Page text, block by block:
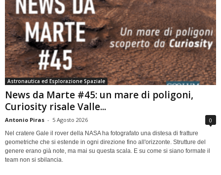
Astronautica ed Esplorazione Spaziale
News da Marte #45: un mare di poligoni,
Curiosity risale Valle...
Antonio Piras - 5 Agosto 2026 0
Nel cratere Gale il rover della NASA ha fotografato una distesa di fratture
geometriche che si estende in ogni direzione fino all'orizzonte. Strutture del
genere erano già note, ma mai su questa scala. E su come si siano formate il
team non si sbilancia.